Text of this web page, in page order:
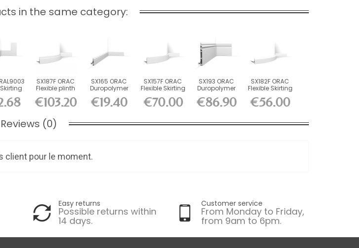
in the same category:
SX187F ORAC
Flexible plinth
€103.20
SX165 ORAC
Duropolymer
L200...
€19.40
SX157F ORAC
Flexible Skirting
€70.00
SX193 ORAC
Duropolymer
L200...
€86.90
SX182F ORAC
Flexible Skirting
€56.00
Reviews (0)
client pour le moment.
Easy returns
Possible returns within
14 days.
Customer service
From Monday to Friday,
from 9am to 6pm.